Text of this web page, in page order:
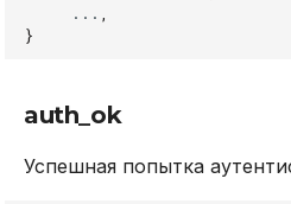
...
}
auth_ok
Успешная попытка